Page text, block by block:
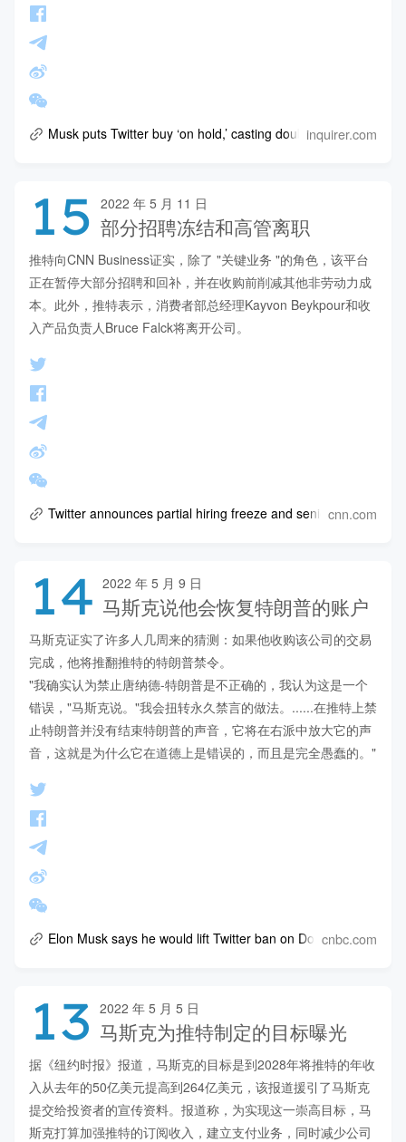
Musk puts Twitter buy ‘on hold,’ casting doubt on $44B deal
inquirer.com
15 2022 年 5 月 11 日
部分招聘冻结和高管离职
推特向CNN Business证实，除了 "关键业务 "的角色，该平台
正在暂停大部分招聘和回补，并在收购前削减其他非劳动力成
本。此外，推特表示，消费者部总经理Kayvon Beykpour和收
入产品负责人Bruce Falck将离开公司。
Twitter announces partial hiring freeze and senior exec exits
cnn.com
14 2022 年 5 月 9 日
马斯克说他会恢复特朗普的账户
马斯克证实了许多人几周来的猜测：如果他收购该公司的交易
完成，他将推翻推特的特朗普禁令。
"我确实认为禁止唐纳德-特朗普是不正确的，我认为这是一个
错误，"马斯克说。"我会扭转永久禁言的做法。......在推特上禁
止特朗普并没有结束特朗普的声音，它将在右派中放大它的声
音，这就是为什么它在道德上是错误的，而且是完全愚蠢的。"
Elon Musk says he would lift Twitter ban on Donald Trump
cnbc.com
13 2022 年 5 月 5 日
马斯克为推特制定的目标曝光
据《纽约时报》报道，马斯克的目标是到2028年将推特的年收
入从去年的50亿美元提高到264亿美元，该报道援引了马斯克
提交给投资者的宣传资料。报道称，为实现这一崇高目标，马
斯克打算加强推特的订阅收入，建立支付业务，同时减少公司